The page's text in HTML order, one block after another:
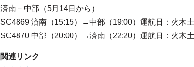
済南－中部（5月14日から）
SC4869 済南（15:15）→中部（19:00）運航日：火木土
SC4870 中部（20:00）→済南（22:20）運航日：火木土
関連リンク